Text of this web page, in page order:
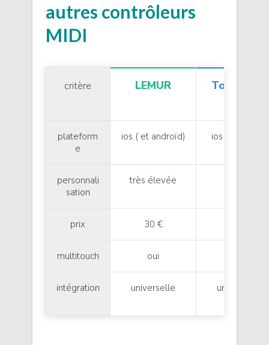
autres contrôleurs
MIDI
critère LEMUR TouchOSC
plateform
e
ios ( et androïd) ios et androïd
personnali
sation
très élevée
prix 30 €
multitouch oui
intégration universelle universelle